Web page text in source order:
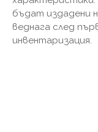
бъдат издадени
веднага след
инвентаризация.